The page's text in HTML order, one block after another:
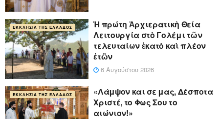
ΕΚΚΛΗΣΊΑ ΤΗΣ ΕΛΛΆΔΟΣ
Ἡ πρώτη Ἀρχιερατικὴ Θεία
Λειτουργία στὸ Γολέμι τῶν
τελευταίων ἑκατὸ καὶ πλέον
ἐτῶν
6 Αυγούστου 2026
ΕΚΚΛΗΣΊΑ ΤΗΣ ΕΛΛΆΔΟΣ
«Λάμψον και σε μας, Δέσποτα
Χριστέ, το Φως Σου το
αιώνιον!»